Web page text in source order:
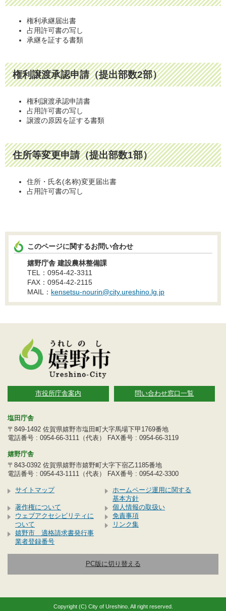
権利承継届出書
占用許可書の写し
承継を証する書類
権利譲渡承認申請（提出部数2部）
権利譲渡承認申請書
占用許可書の写し
譲渡の原因を証する書類
住所等変更申請（提出部数1部）
住所・氏名(名称)変更届出書
占用許可書の写し
このページに関するお問い合わせ
嬉野庁舎 建設農林整備課
TEL：0954-42-3311
FAX：0954-42-2115
MAIL： kensetsu-nourin@city.ureshino.lg.jp
市役所庁舎案内 問い合わせ窓口一覧
塩田庁舎
〒849-1492 佐賀県嬉野市塩田町大字馬場下甲1769番地
電話番号 : 0954-66-3111（代表） FAX番号 : 0954-66-3119
嬉野庁舎
〒843-0392 佐賀県嬉野市嬉野町大字下宿乙1185番地
電話番号 : 0954-43-1111（代表） FAX番号 : 0954-42-3300
サイトマップ
ホームページ運用に関する
基本方針
著作権について
個人情報の取扱い
ウェブアクセシビリティに
ついて
免責事項
リンク集
嬉野市 適格請求書発行事
業者登録番号
PC版に切り替える
Copyright (C) City of Ureshino. All right reserved.